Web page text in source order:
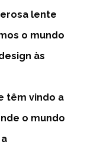
lente
o mundo
às
têm vindo a
o mundo